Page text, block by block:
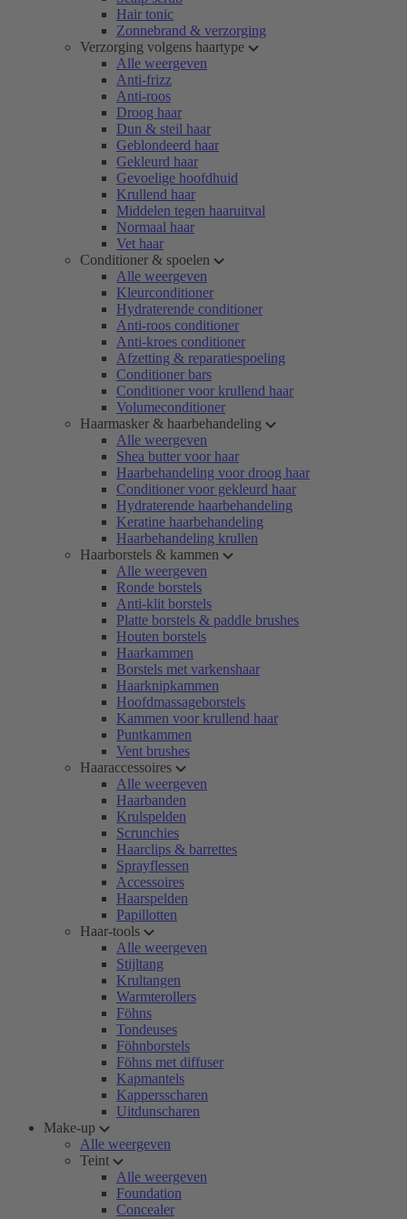
Hair tonic
Zonnebrand & verzorging
Verzorging volgens haartype
Alle weergeven
Anti-frizz
Anti-roos
Droog haar
Dun & steil haar
Geblondeerd haar
Gekleurd haar
Gevoelige hoofdhuid
Krullend haar
Middelen tegen haaruitval
Normaal haar
Vet haar
Conditioner & spoelen
Alle weergeven
Kleurconditioner
Hydraterende conditioner
Anti-roos conditioner
Anti-kroes conditioner
Afzetting & reparatiespoeling
Conditioner bars
Conditioner voor krullend haar
Volumeconditioner
Haarmasker & haarbehandeling
Alle weergeven
Shea butter voor haar
Haarbehandeling voor droog haar
Conditioner voor gekleurd haar
Hydraterende haarbehandeling
Keratine haarbehandeling
Haarbehandeling krullen
Haarborstels & kammen
Alle weergeven
Ronde borstels
Anti-klit borstels
Platte borstels & paddle brushes
Houten borstels
Haarkammen
Borstels met varkenshaar
Haarknipkammen
Hoofdmassageborstels
Kammen voor krullend haar
Puntkammen
Vent brushes
Haaraccessoires
Alle weergeven
Haarbanden
Krulspelden
Scrunchies
Haarclips & barrettes
Sprayflessen
Accessoires
Haarspelden
Papillotten
Haar-tools
Alle weergeven
Stijltang
Krultangen
Warmterollers
Föhns
Tondeuses
Föhnborstels
Föhns met diffuser
Kapmantels
Kappersscharen
Uitdunscharen
Make-up
Alle weergeven
Teint
Alle weergeven
Foundation
Concealer